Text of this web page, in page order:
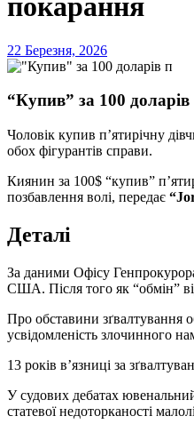
покарання
22 Березня, 2026
“Купив” за 100
Чоловік купив п’ятирічну
обох фігурантів справи.
Киянин за 100$ “купив” п’ятирічну дитину і зґвалтував її. Ювенальні прокурори Офісу Генерального прокурора в Київському апеляційному суді забезпечили максимальне покарання 15 років
позбавлення волі, передає
Деталі
За даними Офісу
США. Після того як “обмін”
Про обставини зґвалтування
усвідомленість злочинного
13 років в’язниці за
У судових дебатах
статевої недоторканості